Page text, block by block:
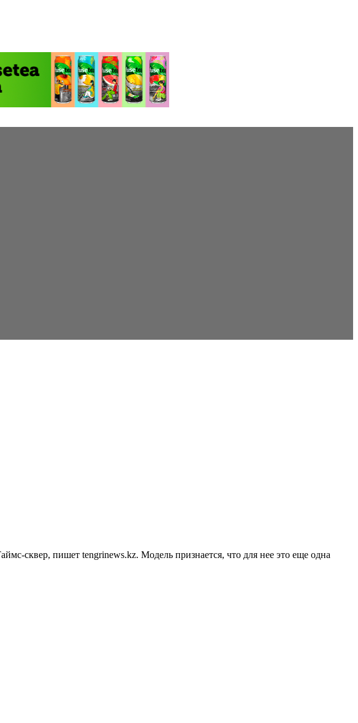
сквер, пишет tengrinews.kz. Модель признается, что для нее это еще одна